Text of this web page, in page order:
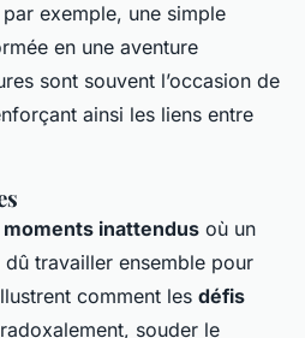
exemple, une simple
en une aventure
sont souvent l’occasion de
ainsi les liens entre
moments inattendus où un
dû travailler ensemble pour
comment les défis
souder le